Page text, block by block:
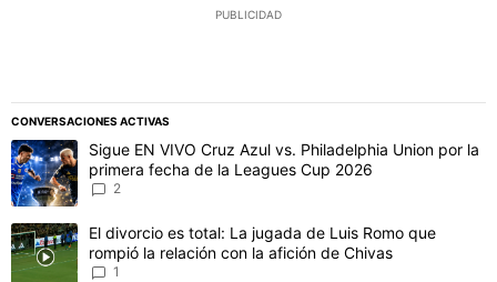
PUBLICIDAD
CONVERSACIONES ACTIVAS
Este listado muestra los artículos con más comentarios en los
Un artículo de tendencia con el título "Sigue EN VIVO Cruz Azul
Sigue EN VIVO Cruz Azul vs. Philadelphia Union por la
primera fecha de la Leagues Cup 2026
2
Un artículo de tendencia con el título "El divorcio es total: La
El divorcio es total: La jugada de Luis Romo que
rompió la relación con la afición de Chivas
1